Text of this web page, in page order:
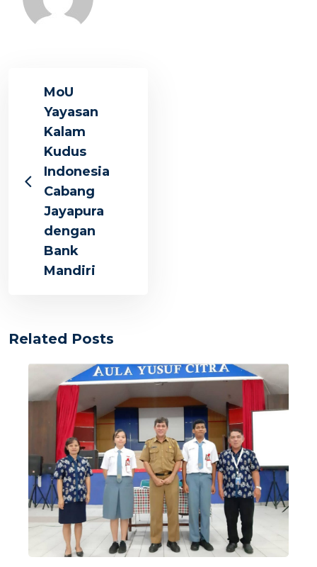
MoU
Yayasan
Kalam
Kudus
Indonesia
Cabang
Jayapura
dengan
Bank
Mandiri
Related Posts